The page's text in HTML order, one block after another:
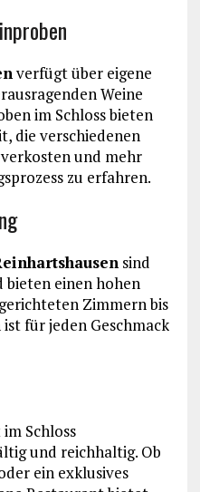
verfügt über eigene
Weine
im Schloss bieten
die verschiedenen
und mehr
zu erfahren.
sind
einen hohen
Zimmern bis
für jeden Geschmack
Schloss
und reichhaltig. Ob
ein exklusives